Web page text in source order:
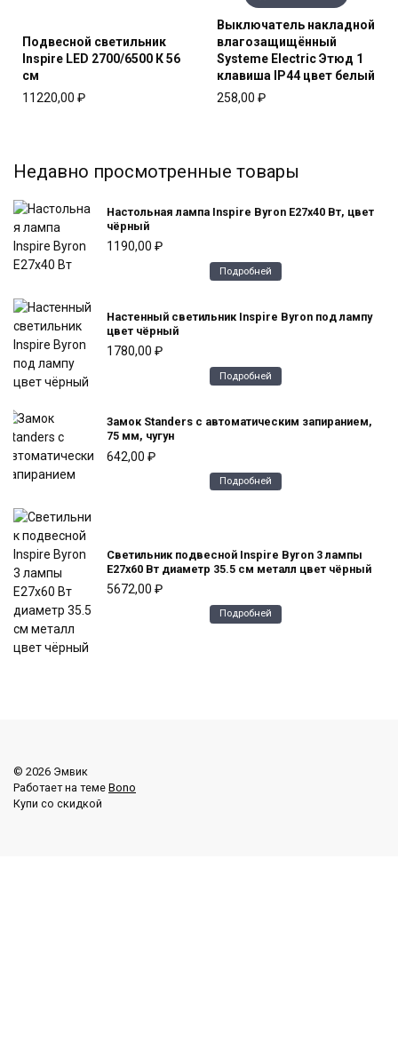
Подвесной светильник
Inspire LED 2700/6500 К 56
см
11220,00 ₽
Выключатель накладной
влагозащищённый
Systeme Electric Этюд 1
клавиша IР44 цвет белый
258,00 ₽
Недавно просмотренные товары
Настольная лампа Inspire Byron E27x40 Вт, цвет
чёрный
1190,00 ₽
Подробней
Настенный светильник Inspire Byron под лампу
цвет чёрный
1780,00 ₽
Подробней
Замок Standers с автоматическим запиранием,
75 мм, чугун
642,00 ₽
Подробней
Светильник подвесной Inspire Byron 3 лампы
E27x60 Вт диаметр 35.5 см металл цвет чёрный
5672,00 ₽
Подробней
© 2026 Эмвик
Работает на теме Bono
Купи со скидкой